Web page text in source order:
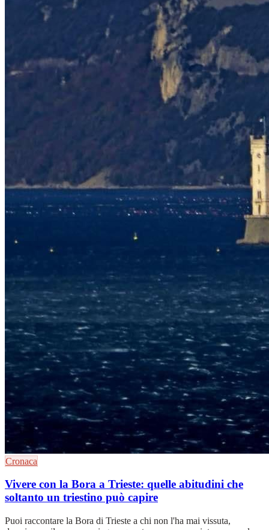
Cronaca
Vivere con la Bora a Trieste: quelle abitudini che
soltanto un triestino può capire
Puoi raccontare la Bora di Trieste a chi non l'ha mai vissuta,